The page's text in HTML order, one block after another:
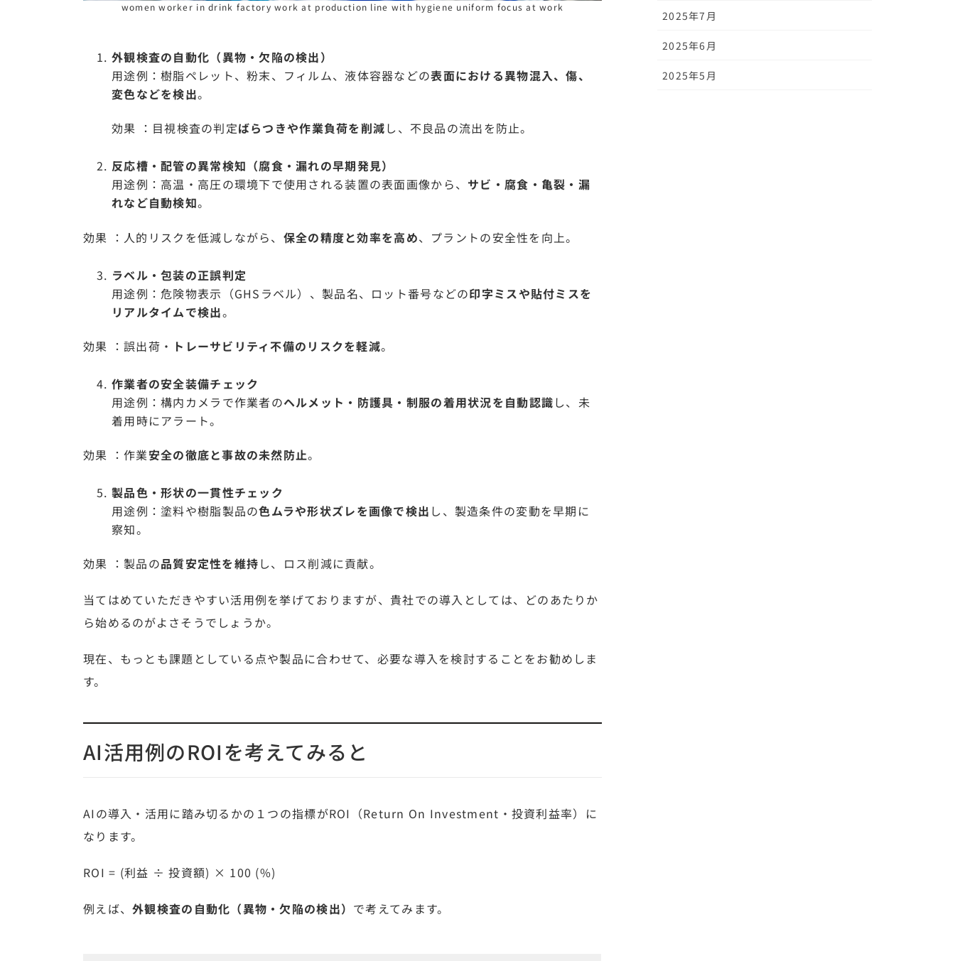
women worker in drink factory work at production line with hygiene uniform focus at work
外観検査の自動化（異物・欠陥の検出）
用途例：樹脂ペレット、粉末、フィルム、液体容器などの表面における異物混入、傷、
変色などを検出。
効果 ：目視検査の判定ばらつきや作業負荷を削減し、不良品の流出を防止。
反応槽・配管の異常検知（腐食・漏れの早期発見）
用途例：高温・高圧の環境下で使用される装置の表面画像から、 サビ・腐食・亀裂・漏
れなど自動検知。
効果 ：人的リスクを低減しながら、 保全の精度と効率を高め、プラントの安全性を向上。
ラベル・包装の正誤判定
用途例：危険物表示（GHSラベル）、製品名、ロット番号などの印字ミスや貼付ミスを
リアルタイムで検出。
効果 ：誤出荷・ トレーサビリティ不備のリスクを軽減。
作業者の安全装備チェック
用途例：構内カメラで作業者のヘルメット・防護具・制服の着用状況を自動認識し、未
着用時にアラート。
効果 ：作業安全の徹底と事故の未然防止。
製品色・形状の一貫性チェック
用途例：塗料や樹脂製品の色ムラや形状ズレを画像で検出 し、製造条件の変動を早期に
察知。
効果 ：製品の品質安定性を維持し、ロス削減に貢献。
当てはめていただきやすい活用例を挙げておりますが、貴社での導入としては、どのあたりか
ら始めるのがよさそうでしょうか。
現在、もっとも課題としている点や製品に合わせて、必要な導入を検討することをお勧めしま
す。
AI活用例のROIを考えてみると
AIの導入・活用に踏み切るかの１つの指標がROI（Return On Investment・投資利益率）に
なります。
ROI = (利益 ÷ 投資額) × 100 (%)
例えば、外観検査の自動化（異物・欠陥の検出） で考えてみます。
2025年7月
2025年6月
2025年5月